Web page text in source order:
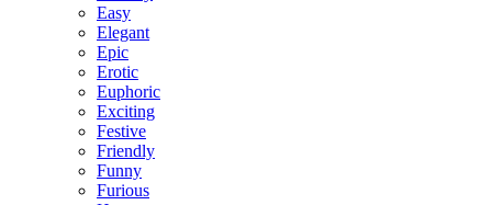
Easy
Elegant
Epic
Erotic
Euphoric
Exciting
Festive
Friendly
Funny
Furious